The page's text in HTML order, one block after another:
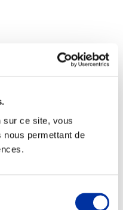
sur ce site, vous
permettant de
marché